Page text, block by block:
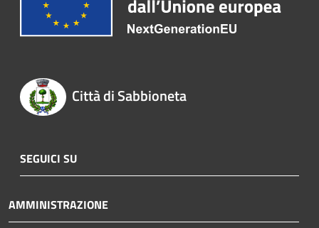
Città di Sabbioneta
SEGUICI SU
AMMINISTRAZIONE